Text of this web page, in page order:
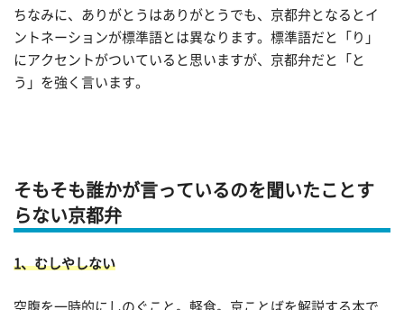
ちなみに、ありがとうはありがとうでも、京都弁となるとイ
ントネーションが標準語とは異なります。標準語だと「り」
にアクセントがついていると思いますが、京都弁だと「と
う」を強く言います。
そもそも誰かが言っているのを聞いたことす
らない京都弁
1、むしやしない
空腹を一時的にしのぐこと。軽食。京ことばを解説する本で